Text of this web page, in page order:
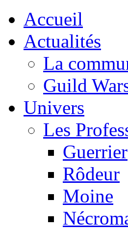
Accueil
Actualités
La
Guild
Univers
Les
Guerrier
Rôdeur
Moine